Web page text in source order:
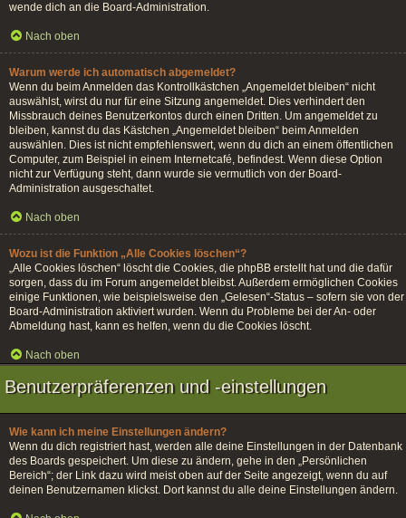
wende dich an die Board-Administration.
Nach oben
Warum werde ich automatisch abgemeldet?
Wenn du beim Anmelden das Kontrollkästchen „Angemeldet bleiben“ nicht
auswählst, wirst du nur für eine Sitzung angemeldet. Dies verhindert den
Missbrauch deines Benutzerkontos durch einen Dritten. Um angemeldet zu
bleiben, kannst du das Kästchen „Angemeldet bleiben“ beim Anmelden
auswählen. Dies ist nicht empfehlenswert, wenn du dich an einem öffentlichen
Computer, zum Beispiel in einem Internetcafé, befindest. Wenn diese Option
nicht zur Verfügung steht, dann wurde sie vermutlich von der Board-
Administration ausgeschaltet.
Nach oben
Wozu ist die Funktion „Alle Cookies löschen“?
„Alle Cookies löschen“ löscht die Cookies, die phpBB erstellt hat und die dafür
sorgen, dass du im Forum angemeldet bleibst. Außerdem ermöglichen Cookies
einige Funktionen, wie beispielsweise den „Gelesen“-Status – sofern sie von der
Board-Administration aktiviert wurden. Wenn du Probleme bei der An- oder
Abmeldung hast, kann es helfen, wenn du die Cookies löscht.
Nach oben
Benutzerpräferenzen und -einstellungen
Wie kann ich meine Einstellungen ändern?
Wenn du dich registriert hast, werden alle deine Einstellungen in der Datenbank
des Boards gespeichert. Um diese zu ändern, gehe in den „Persönlichen
Bereich“; der Link dazu wird meist oben auf der Seite angezeigt, wenn du auf
deinen Benutzernamen klickst. Dort kannst du alle deine Einstellungen ändern.